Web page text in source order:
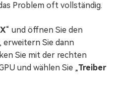
Problem oft vollständig.
“ und öffnen Sie den
erweitern Sie dann
Sie mit der rechten
und wählen Sie „Treiber